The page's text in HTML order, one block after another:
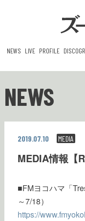
NEWS LIVE PROFILE
NEWS
2019.07.10 MEDIA
MEDIA情報【
■FMヨコハマ「
～7/18）
https://